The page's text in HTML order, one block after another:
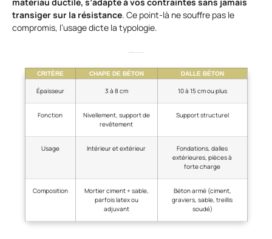
transiger sur la résistance. Ce point-là ne souffre pas le
compromis, l’usage dicte la typologie.
CRITÈRE CHAPE DE BÉTON DALLE BÉTON
Épaisseur 3 à 8 cm 10 à 15 cm ou plus
Fonction
Nivellement, support de
revêtement
Support structurel
Usage Intérieur et extérieur
Fondations, dalles
extérieures, pièces à
forte charge
Composition
Mortier ciment + sable,
parfois latex ou
adjuvant
Béton armé (ciment,
graviers, sable, treillis
soudé)